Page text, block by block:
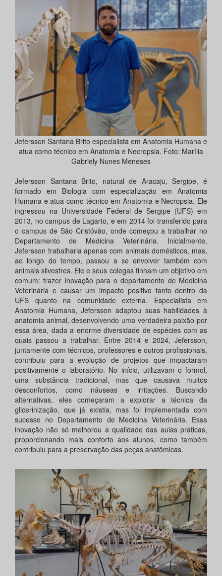
Jefersson Santana Brito especialista em Anatomia Humana e
atua como técnico em Anatomia e Necropsia. Foto: Marília
Gabriely Nunes Meneses
Jefersson Santana Brito, natural de Aracaju, Sergipe, é
formado em Biologia com especialização em Anatomia
Humana e atua como técnico em Anatomia e Necropsia. Ele
ingressou na Universidade Federal de Sergipe (UFS) em
2013, no campus de Lagarto, e em 2014 foi transferido para
o campus de São Cristóvão, onde começou a trabalhar no
Departamento de Medicina Veterinária. Inicialmente,
Jefersson trabalharia apenas com animais domésticos, mas,
ao longo do tempo, passou a se envolver também com
animais silvestres. Ele e seus colegas tinham um objetivo em
comum: trazer inovação para o departamento de Medicina
Veterinária e causar um impacto positivo tanto dentro da
UFS quanto na comunidade externa. Especialista em
Anatomia Humana, Jefersson adaptou suas habilidades à
anatomia animal, desenvolvendo uma verdadeira paixão por
essa área, dada a enorme diversidade de espécies com as
quais passou a trabalhar. Entre 2014 e 2024, Jefersson,
juntamente com técnicos, professores e outros profissionais,
contribuiu para a evolução de projetos que impactaram
positivamente o laboratório. No início, utilizavam o formol,
uma substância tradicional, mas que causava muitos
desconfortos, como náuseas e irritações. Buscando
alternativas, eles começaram a explorar a técnica da
glicerinização, que já existia, mas foi implementada com
sucesso no Departamento de Medicina Veterinária. Essa
inovação não só melhorou a qualidade das aulas práticas,
proporcionando mais conforto aos alunos, como também
contribuiu para a preservação das peças anatômicas.